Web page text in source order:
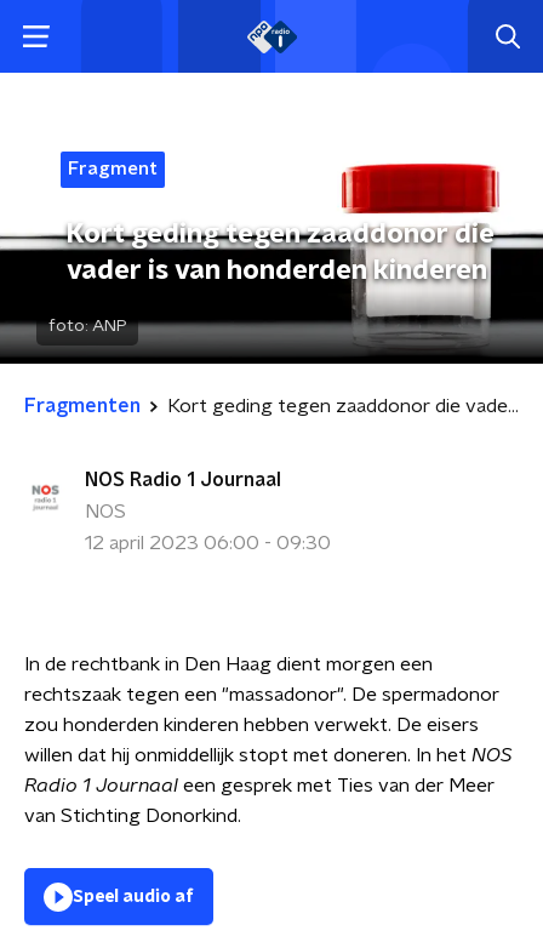
Fragment
Kort geding tegen zaaddonor die
vader is van honderden kinderen
foto:ANP
Fragmenten Kort geding tegen zaaddonor die vader is van honderden kinderen
NOS Radio 1 Journaal
NOS
12 april 2023 06:00 - 09:30
In de rechtbank in Den Haag dient morgen een
rechtszaak tegen een "massadonor". De spermadonor
zou honderden kinderen hebben verwekt. De eisers
willen dat hij onmiddellijk stopt met doneren. In het NOS
Radio 1 Journaal een gesprek met Ties van der Meer
van Stichting Donorkind.
Speel audio af